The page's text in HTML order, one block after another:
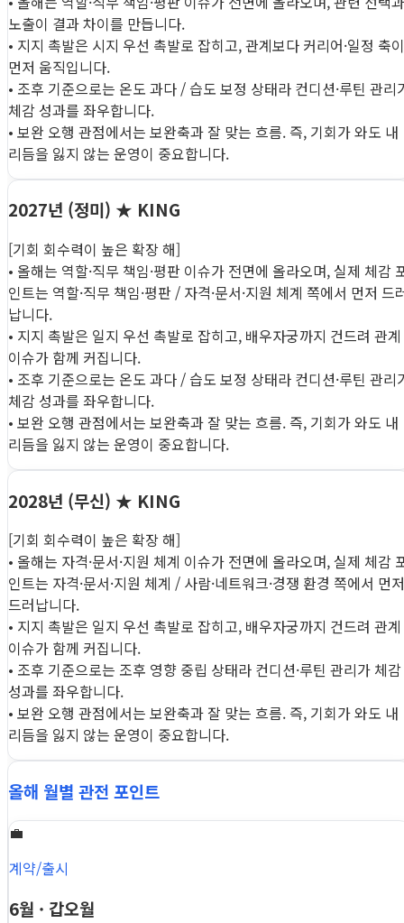
노출이 결과 차이를 만듭니다.
• 지지 촉발은 시지 우선 촉발로 잡히고, 관계보다 커리어·일정 축이
먼저 움직입니다.
• 조후 기준으로는 온도 과다 / 습도 보정 상태라 컨디션·루틴 관리
체감 성과를 좌우합니다.
• 보완 오행 관점에서는 보완축과 잘 맞는 흐름. 즉, 기회가 와도 내
리듬을 잃지 않는 운영이 중요합니다.
2027년 (정미) ★ KING
[기회 회수력이 높은 확장 해]
• 올해는 역할·직무 책임·평판 이슈가 전면에 올라오며, 실제 체감
인트는 역할·직무 책임·평판 / 자격·문서·지원 체계 쪽에서 먼저 드
납니다.
• 지지 촉발은 일지 우선 촉발로 잡히고, 배우자궁까지 건드려 관계
이슈가 함께 커집니다.
• 조후 기준으로는 온도 과다 / 습도 보정 상태라 컨디션·루틴 관리
체감 성과를 좌우합니다.
• 보완 오행 관점에서는 보완축과 잘 맞는 흐름. 즉, 기회가 와도 내
리듬을 잃지 않는 운영이 중요합니다.
2028년 (무신) ★ KING
[기회 회수력이 높은 확장 해]
• 올해는 자격·문서·지원 체계 이슈가 전면에 올라오며, 실제 체감
인트는 자격·문서·지원 체계 / 사람·네트워크·경쟁 환경 쪽에서 먼저
드러납니다.
• 지지 촉발은 일지 우선 촉발로 잡히고, 배우자궁까지 건드려 관계
이슈가 함께 커집니다.
• 조후 기준으로는 조후 영향 중립 상태라 컨디션·루틴 관리가 체감
성과를 좌우합니다.
• 보완 오행 관점에서는 보완축과 잘 맞는 흐름. 즉, 기회가 와도 내
리듬을 잃지 않는 운영이 중요합니다.
올해 월별 관전 포인트
💼
계약/출시
6월 · 갑오월